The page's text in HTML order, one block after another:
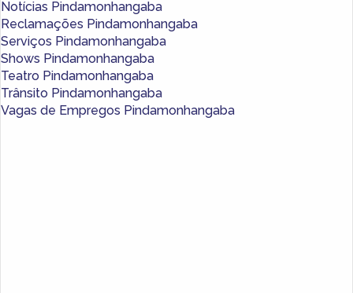
Notícias Pindamonhangaba
Reclamações Pindamonhangaba
Serviços Pindamonhangaba
Shows Pindamonhangaba
Teatro Pindamonhangaba
Trânsito Pindamonhangaba
Vagas de Empregos Pindamonhangaba